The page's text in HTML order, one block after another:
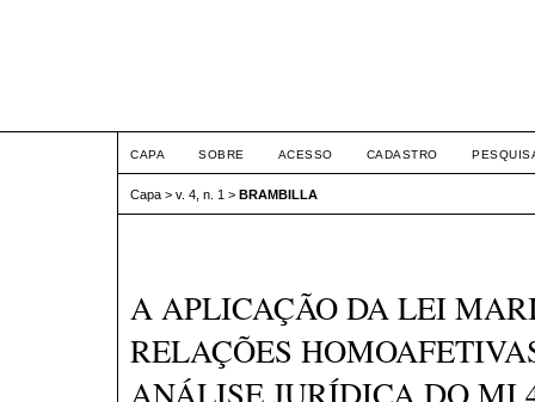
CAPA SOBRE ACESSO CADASTRO
Capa > v. 4, n. 1 > BRAMBILLA
A APLICAÇÃO DA LEI
RELAÇÕES